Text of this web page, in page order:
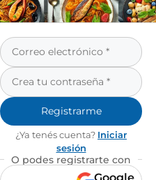
Registrarme
¿Ya tenés cuenta? Iniciar
sesión
O podes registrarte con